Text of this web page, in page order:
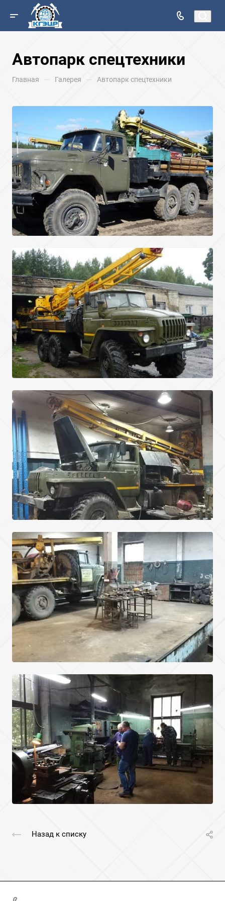
Автопарк спецтехники
Главная — Галерея — Автопарк спецтехники
Назад к списку